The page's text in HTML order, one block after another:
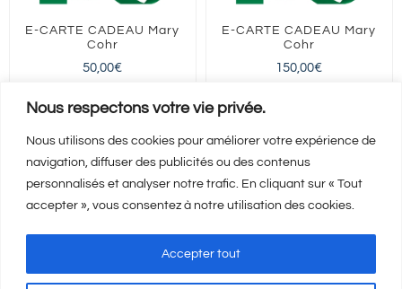
Nous respectons votre vie privée.
Nous utilisons des cookies pour améliorer votre expérience de
navigation, diffuser des publicités ou des contenus
personnalisés et analyser notre trafic. En cliquant sur « Tout
accepter », vous consentez à notre utilisation des cookies.
Accepter tout
E-CARTE CADEAU Mary
Cohr
50,00€
FRANCE entière
Ajouter au panier
Détails
E-CARTE CADEAU Mary
Cohr
150,00€
Ajouter au panier
Détails